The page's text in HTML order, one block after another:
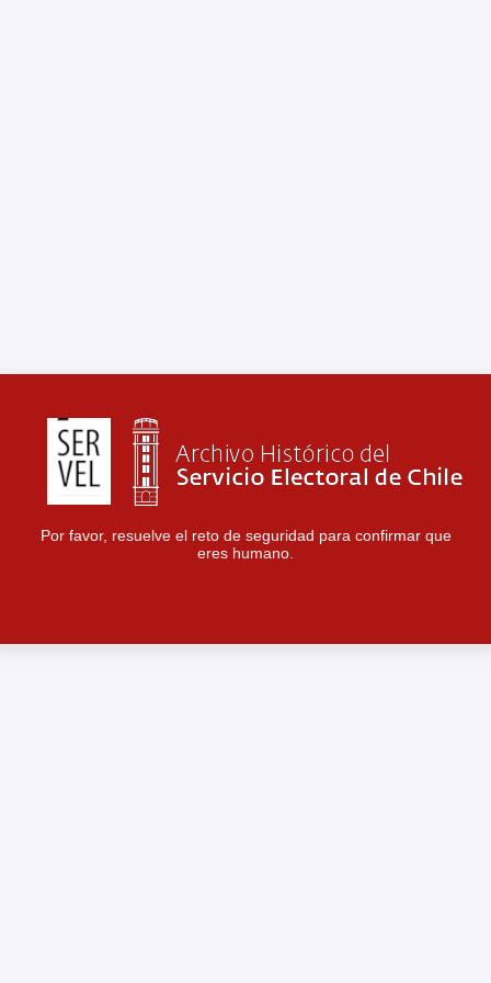
Por favor, resuelve el reto de seguridad para confirmar que
eres humano.